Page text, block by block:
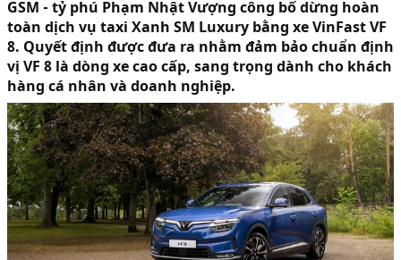
GSM - tỷ phú Phạm Nhật Vượng công bố dừng hoàn
toàn dịch vụ taxi Xanh SM Luxury bằng xe VinFast VF
8. Quyết định được đưa ra nhằm đảm bảo chuẩn định
vị VF 8 là dòng xe cao cấp, sang trọng dành cho khách
hàng cá nhân và doanh nghiệp.